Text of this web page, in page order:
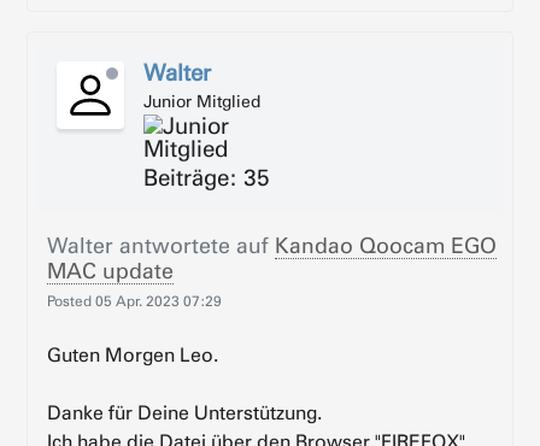
Walter
Junior Mitglied
Beiträge: 35
Walter antwortete auf Kandao Qoocam EGO
MAC update
Posted05 Apr. 2023 07:29
Guten Morgen Leo.
Danke für Deine Unterstützung.